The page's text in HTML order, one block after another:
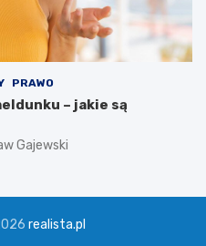
PRAWO
– jakie są
Gajewski
realista.pl